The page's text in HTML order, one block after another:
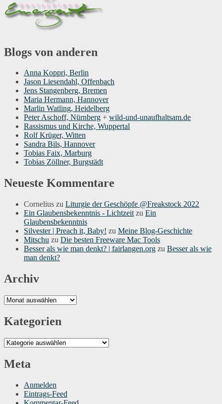
Blogs von anderen
Anna Koppri, Berlin
Jason Liesendahl, Offenbach
Jens Stangenberg, Bremen
Maria Hermann, Hannover
Marlin Watling, Heidelberg
Peter Aschoff, Nürnberg + wild-und-unaufhaltsam.de
Rassismus und Kirche, Wuppertal
Rolf Krüger, Witten
Sandra Bils, Hannover
Tobias Faix, Marburg
Tobias Zöllner, Burgstädt
Neueste Kommentare
Cornelius zu Liturgie der Geschöpfe @Freakstock 2022
Ein Glaubensbekenntnis - Lichtzeit zu Ein
Glaubensbekenntnis
Silvester | Preach it, Baby! zu Meine Blog-Geschichte
Mitschu zu Die besten Freeware Mac Tools
Besser als wie man denkt? | fairlangen.org zu Besser als wie
man denkt?
Archiv
Archiv
Kategorien
Kategorien
Meta
Anmelden
Eintrags-Feed